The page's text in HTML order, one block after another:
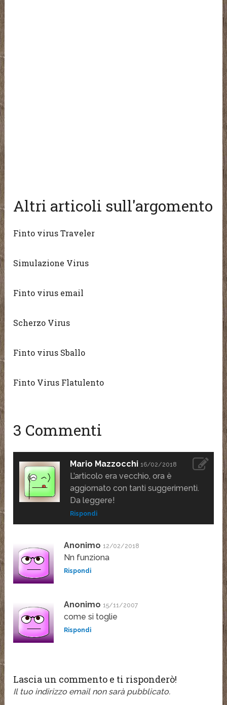
Altri articoli sull'argomento
Finto virus Traveler
Simulazione Virus
Finto virus email
Scherzo Virus
Finto virus Sballo
Finto Virus Flatulento
3 Commenti
Mario Mazzocchi 16/02/2018
L’articolo era vecchio, ora è
aggiornato con tanti suggerimenti.
Da leggere!
Rispondi
Anonimo 12/02/2018
Nn funziona
Rispondi
Anonimo 15/11/2007
come si toglie
Rispondi
Lascia un commento e ti risponderò!
Il tuo indirizzo email non sarà pubblicato.